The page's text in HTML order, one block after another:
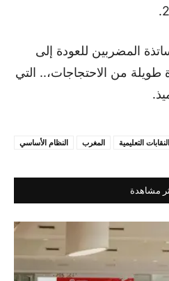
المضربين للعودة إلى
طويلة من الاحتجاجات،.. التي
التعليمية المغرب النظام الأساسي
مشاهدة